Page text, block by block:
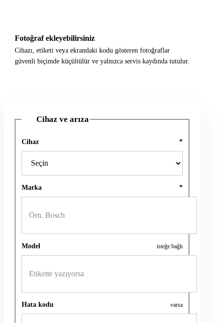
Fotoğraf ekleyebilirsiniz
Cihazı, etiketi veya ekrandaki kodu gösteren fotoğraflar
güvenli biçimde küçültülür ve yalnızca servis kaydında tutulur.
Cihaz ve arıza
Cihaz *
Marka *
Model isteğe bağlı
Hata kodu varsa